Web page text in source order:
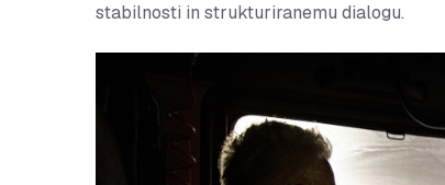
stabilnosti in strukturiranemu dialogu.